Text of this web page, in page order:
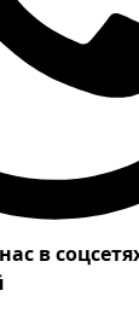
в